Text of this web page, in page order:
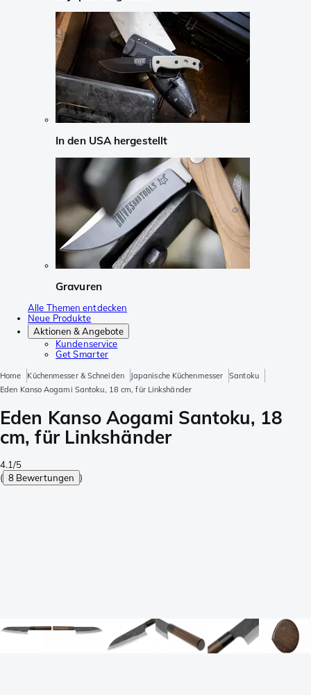
In den USA hergestellt
Gravuren
Alle Themen entdecken
Neue Produkte
Aktionen & Angebote
Kundenservice
Get Smarter
Home Küchenmesser & Schneiden Japanische Küchenmesser
Santoku
Eden Kanso Aogami Santoku, 18 cm, für Linkshänder
Eden Kanso Aogami Santoku, 18
cm, für Linkshänder
4.1/5
( 8 Bewertungen )